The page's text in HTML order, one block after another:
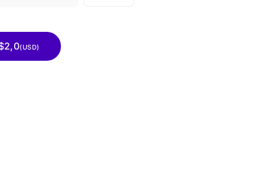
(USD)